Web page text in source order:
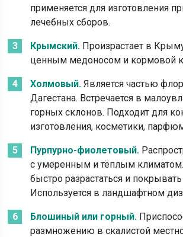
применяется для изготовления
лечебных сборов.
Крымский. Произрастает в
ценным медоносом и кормовой
Холмовый. Является частью
Дагестана. Встречается в
горных склонов. Подходит для
изготовления, косметики,
Пурпурно-фиолетовый.
с умеренным и тёплым
быстро разрастаться и
Используется в ландшафтном
Блошиный или горный.
размножению в скалистой